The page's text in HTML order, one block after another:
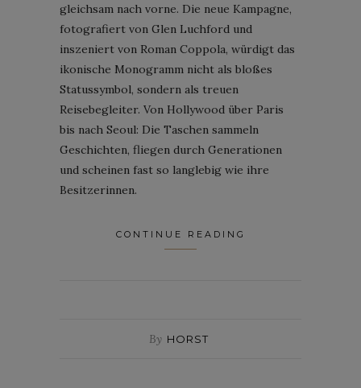
gleichsam nach vorne. Die neue Kampagne,
fotografiert von Glen Luchford und
inszeniert von Roman Coppola, würdigt das
ikonische Monogramm nicht als bloßes
Statussymbol, sondern als treuen
Reisebegleiter. Von Hollywood über Paris
bis nach Seoul: Die Taschen sammeln
Geschichten, fliegen durch Generationen
und scheinen fast so langlebig wie ihre
Besitzerinnen.
CONTINUE READING
By HORST